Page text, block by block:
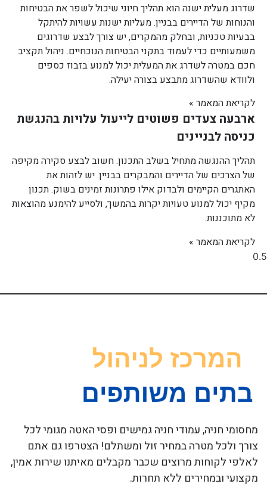
שדרוג מעלית ישנה הוא תהליך חיוני שיכול לשפר את הבטיחות
והנוחות של הדיירים בבניין. מעליות ישנות עשויות להיתקל
בבעיות טכניות, ובחלק מהמקרים, יש צורך לבצע שדרוגים
משמעותיים כדי לעמוד בתקני הבטיחות הנוכחיים. ניהול תקציב
חכם במטרה לשדרג את המעלית יכול למנוע בזבוז כספים
ולוודא שהשדרוג מתבצע בצורה יעילה.
לקריאת המאמר »
ארבעה צעדים פשוטים לייעול עלויות בהנגשת
כניסה לבניינים
תהליך ההנגשה מתחיל בשלב התכנון. חשוב לבצע סקירה מקיפה
של הצרכים של הדיירים והמבקרים בבניין. יש לזהות את
האתגרים הקיימים ולבדוק אילו פתרונות זמינים בשוק. תכנון
מקיף יכול למנוע טעויות יקרות בהמשך, ולסייע להימנע מהוצאות
לא מתוכננות.
לקריאת המאמר »
מחסומי חניה, עמודי חניה גמישים ופסי האטה מגומי לכל
צורך ולכל מטרה במחיר זול ומשתלם! הצטרפו גם אתם
לאלפי לקוחות מרוצים שכבר מקבלים מאיתנו שירות אמין,
מקצועי ובמחירים ללא תחרות.